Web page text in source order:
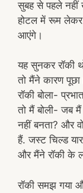
सुबह से पहले नहीं
होटल में रूम लेकर
आएंगे।
यह सुनकर रॉकी
तो मैंने कारण
रॉकी बोला-
तो मैं बोली- जब
नहीं बनता? और
हैं. जस्ट चिल्ड
और मैंने रॉकी के
रॉकी समझ गया